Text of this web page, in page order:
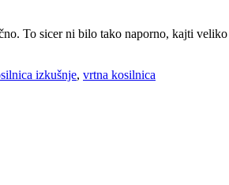
To sicer ni bilo tako naporno, kajti
izkušnje, vrtna kosilnica